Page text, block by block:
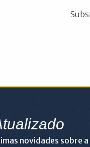
novidades sobre